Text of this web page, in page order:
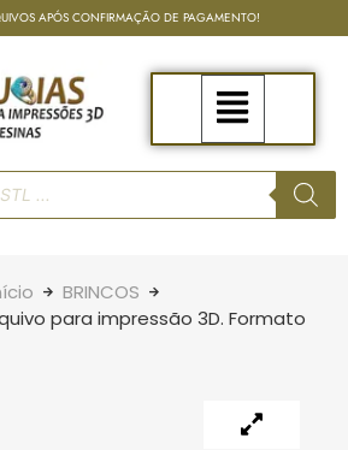
APÓS CONFIRMAÇÃO DE PAGAMENTO!
BRINCOS
para impressão 3D. Formato